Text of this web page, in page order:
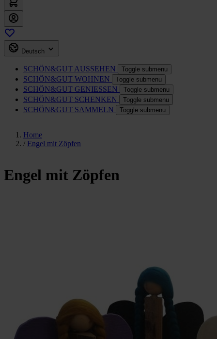
Deutsch
SCHÖN&GUT AUSSEHEN Toggle submenu
SCHÖN&GUT WOHNEN Toggle submenu
SCHÖN&GUT GENIESSEN Toggle submenu
SCHÖN&GUT SCHENKEN Toggle submenu
SCHÖN&GUT SAMMELN Toggle submenu
Home
/ Engel mit Zöpfen
Engel mit Zöpfen